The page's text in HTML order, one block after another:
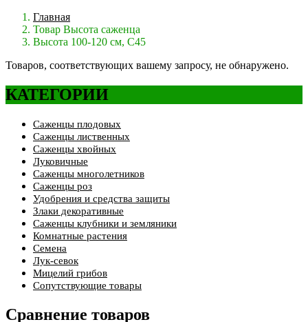
Главная
Товар Высота саженца
Высота 100-120 см, С45
Товаров, соответствующих вашему запросу, не обнаружено.
КАТЕГОРИИ
Саженцы плодовых
Саженцы лиственных
Саженцы хвойных
Луковичные
Саженцы многолетников
Саженцы роз
Удобрения и средства защиты
Злаки декоративные
Саженцы клубники и земляники
Комнатные растения
Семена
Лук-севок
Мицелий грибов
Сопутствующие товары
Сравнение товаров